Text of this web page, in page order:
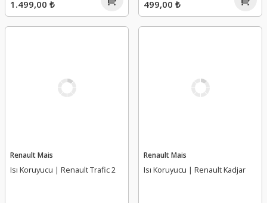
1.499,00 ₺ 499,00 ₺
Renault Mais
Isı Koruyucu | Renault Trafic 2
Renault Mais
Isı Koruyucu | Renault Kadjar